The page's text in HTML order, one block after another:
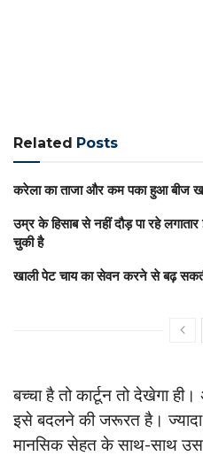
Related Posts
करेला का ताजा और कम पका हुआ बीज
उम्र के हिसाब से नहीं दौड़ पा रहे
चुकी है
खाली पेट चाय का सेवन करने से बढ़
बच्चा है तो कार्टून तो देखेगा
इसे बदलने की जरूरत है।
मानसिक सेहत के साथ-साथ